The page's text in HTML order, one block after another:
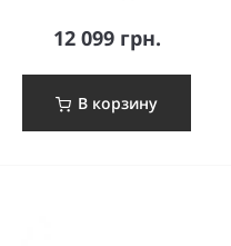
12 099 грн.
В корзину